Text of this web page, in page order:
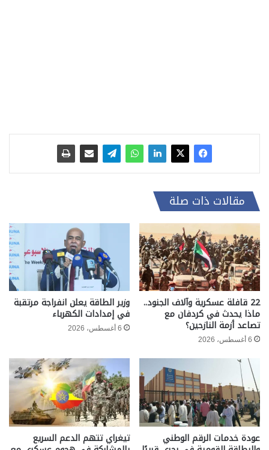
مقالات ذات صلة
22 قافلة عسكرية وآلاف الجنود..
ماذا يحدث في كردفان مع
تصاعد أزمة النازحين؟
6 أغسطس، 2026
وزير الطاقة يعلن انفراجة مرتقبة
في إمدادات الكهرباء
6 أغسطس، 2026
عودة خدمات الرقم الوطني تيغراي تتهم الدعم السريع